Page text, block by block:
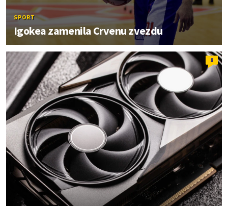
SPORT
Igokea zamenila Crvenu zvezdu
8